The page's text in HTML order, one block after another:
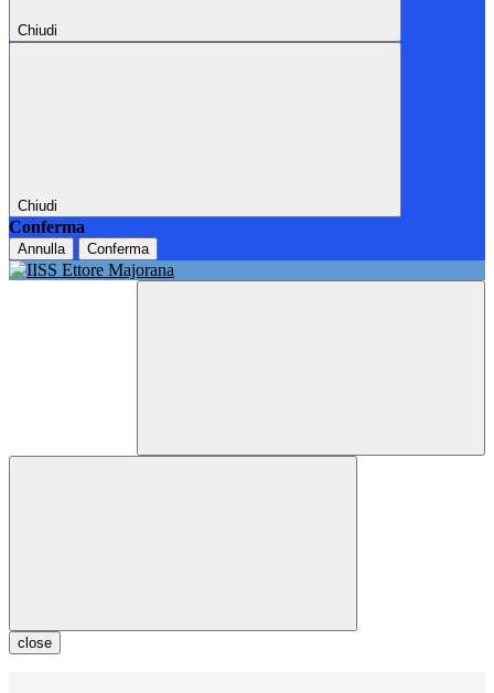
Chiudi
Chiudi
Conferma
Annulla Conferma
close